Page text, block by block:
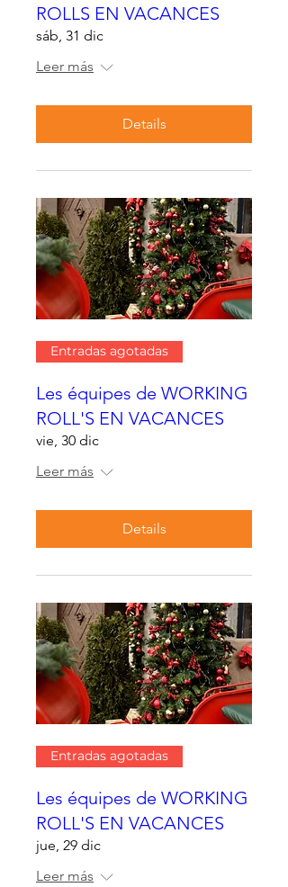
ROLLS EN VACANCES
sáb, 31 dic
Leer más
Details
Entradas agotadas
Les équipes de WORKING
ROLL'S EN VACANCES
vie, 30 dic
Leer más
Details
Entradas agotadas
Les équipes de WORKING
ROLL'S EN VACANCES
jue, 29 dic
Leer más